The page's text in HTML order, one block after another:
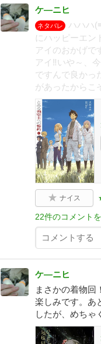
ケ―ニヒ
ネタバレ
ハハハ
にハッピーエン
アイのおかげで
アイ‼いや～、
ですんで良かっ
があったからこ
ナイス
22件のコメント
ケ―ニヒ
まさかの着物回
楽しみです。あ
したが、めちゃ